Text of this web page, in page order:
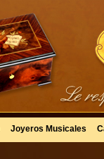
Joyeros Musicales